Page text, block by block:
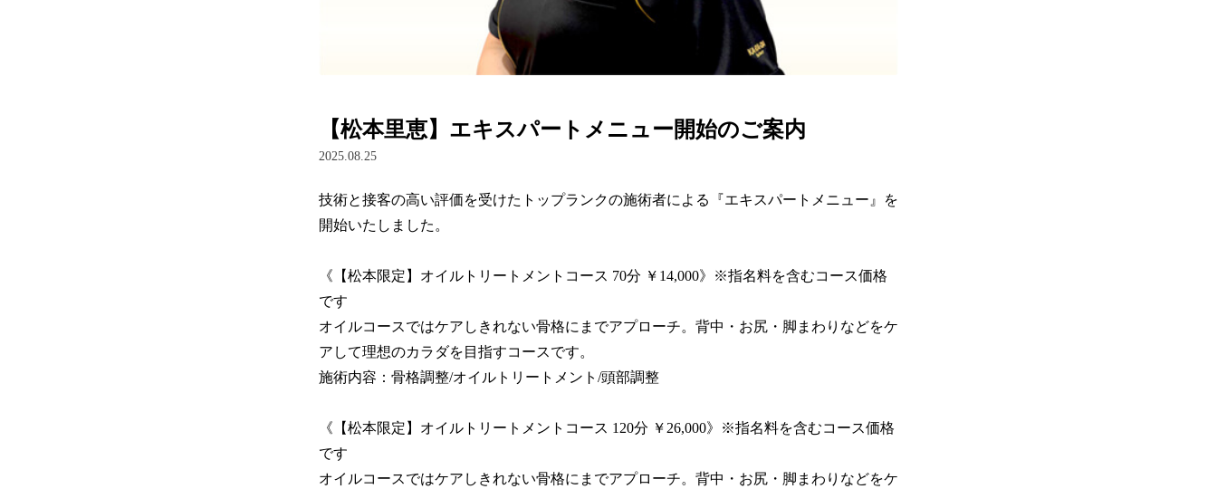
【松本里恵】エキスパートメニュー開始のご案内
2025.08.25
技術と接客の高い評価を受けたトップランクの施術者による『エキスパートメニュー』を
開始いたしました。
《【松本限定】オイルトリートメントコース 70分 ￥14,000》※指名料を含むコース価格
です
オイルコースではケアしきれない骨格にまでアプローチ。背中・お尻・脚まわりなどをケ
アして理想のカラダを目指すコースです。
施術内容：骨格調整/オイルトリートメント/頭部調整
《【松本限定】オイルトリートメントコース 120分 ￥26,000》※指名料を含むコース価格
です
オイルコースではケアしきれない骨格にまでアプローチ。背中・お尻・脚まわりなどをケ